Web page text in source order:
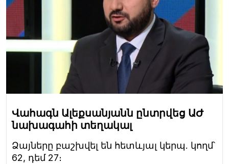
Վահագն Ալեքսանյանն ընտրվեց ԱԺ
նախագահի տեղակալ
Ձայները բաշխվել են հետևյալ կերպ. կողմ՝
62, դեմ 27։